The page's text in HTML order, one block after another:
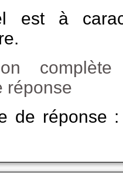
est à
réponse
de réponse